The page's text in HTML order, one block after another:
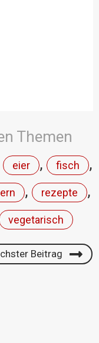
Themen
eier , fisch ,
, rezepte ,
vegetarisch
Beitrag